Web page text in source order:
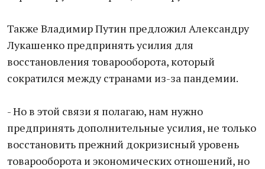
Также Владимир Путин предложил Александру
Лукашенко предпринять усилия для
восстановления товарооборота, который
сократился между странами из-за пандемии.
- Но в этой связи я полагаю, нам нужно
предпринять дополнительные усилия, не только
восстановить прежний докризисный уровень
товарооборота и экономических отношений, но